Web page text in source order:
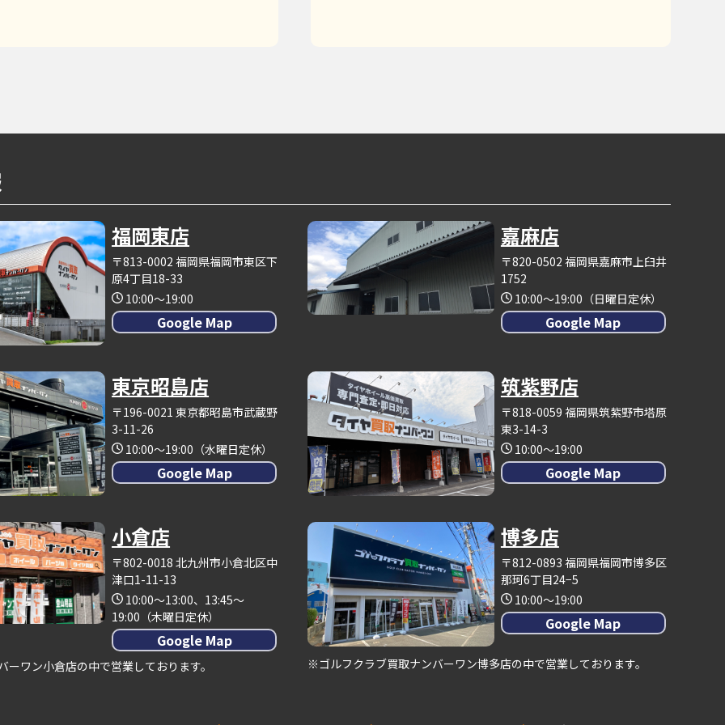
福岡東店
〒813-0002 福岡県福岡市東区下
原4丁目18-33
10:00～19:00
Google Map
嘉麻店
〒820-0502 福岡県嘉麻市上臼井
1752
10:00～19:00（日曜日定休）
Google Map
東京昭島店
〒196-0021 東京都昭島市武蔵野
3-11-26
10:00～19:00（水曜日定休）
Google Map
筑紫野店
〒818-0059 福岡県筑紫野市塔原
東3-14-3
10:00～19:00
Google Map
小倉店
〒802-0018 北九州市小倉北区中
津口1-11-13
10:00～13:00、13:45～
19:00（木曜日定休）
Google Map
ワン小倉店の中で営業しております。
博多店
〒812-0893 福岡県福岡市博多区
那珂6丁目24−5
10:00～19:00
Google Map
※ゴルフクラブ買取ナンバーワン博多店の中で営業しております。